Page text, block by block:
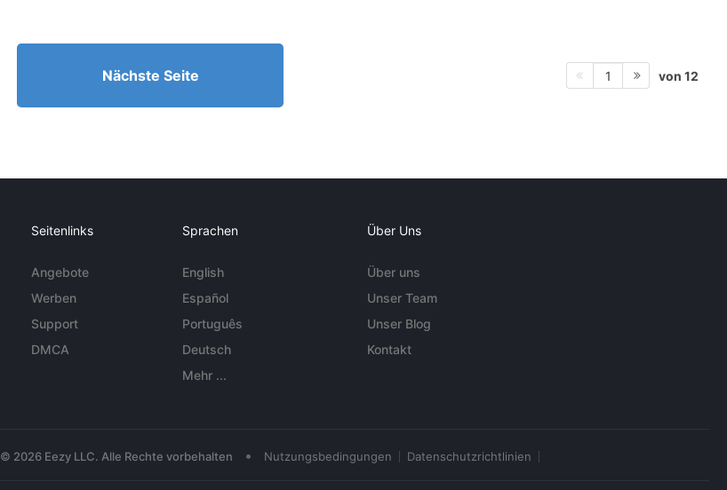
Nächste Seite 1 von 12
Seitenlinks
Angebote
Werben
Support
DMCA
Sprachen
English
Español
Português
Deutsch
Mehr ...
Über Uns
Über uns
Unser Team
Unser Blog
Kontakt
© 2026 Eezy LLC. Alle Rechte vorbehalten • Nutzungsbedingungen Datenschutzrichtlinien